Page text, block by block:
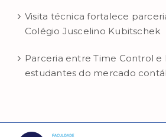
Visita técnica fortalece
Colégio Juscelino Kubitschek
Parceria entre Time Control e
estudantes do mercado